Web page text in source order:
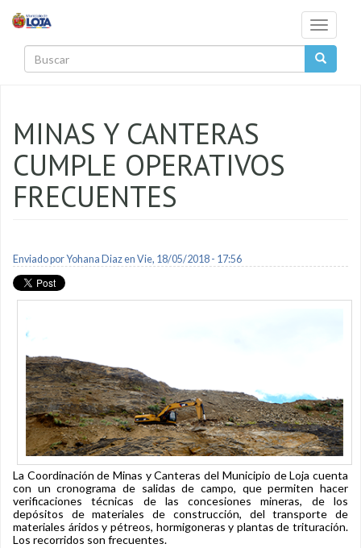
Toggle
MINAS Y CANTERAS
CUMPLE OPERATIVOS
FRECUENTES
Enviado porYohana Diazen Vie, 18/05/2018 - 17:56
La Coordinación de Minas y Canteras del Municipio de Loja cuenta
con un cronograma de salidas de campo, que permiten hacer
verificaciones técnicas de las concesiones mineras, de los
depósitos de materiales de construcción, del transporte de
materiales áridos y pétreos, hormigoneras y plantas de trituración.
Los recorridos son frecuentes.